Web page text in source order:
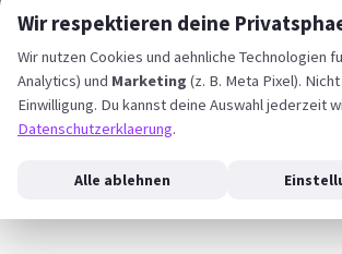
Wir respektieren deine
Wir nutzen Cookies und aehnliche Technologien
Analytics) und Marketing (z. B. Meta Pixel).
Einwilligung. Du kannst deine Auswahl jederzeit
Datenschutzerklaerung.
Alle ablehnen